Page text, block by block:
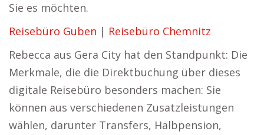
Sie es möchten.
Reisebüro Guben | Reisebüro Chemnitz
Rebecca aus Gera City hat den Standpunkt: Die
Merkmale, die die Direktbuchung über dieses
digitale Reisebüro besonders machen: Sie
können aus verschiedenen Zusatzleistungen
wählen, darunter Transfers, Halbpension,